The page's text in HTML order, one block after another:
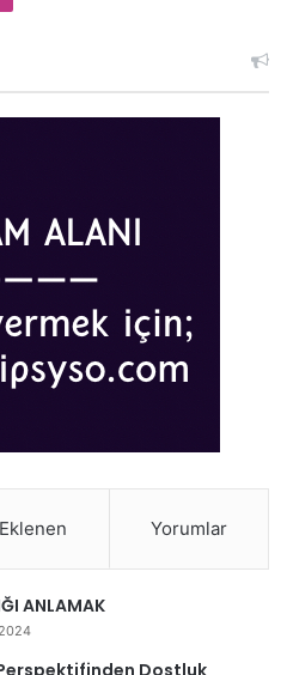
Barbie filmine hem de
Yorumlar
ANLAMAK
Dostluk